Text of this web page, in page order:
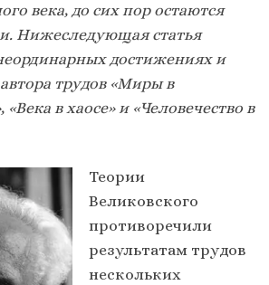
века, до сих пор остаются
Нижеследующая статья
достижениях и
трудов «Миры в
в хаосе» и «Человечество в
Теории
Великовского
противоречили
результатам трудов
нескольких